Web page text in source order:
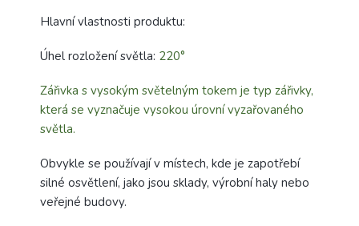
Hlavní vlastnosti produktu:
Úhel rozložení světla: 220°
Zářivka s vysokým světelným tokem je typ zářivky,
která se vyznačuje vysokou úrovní vyzařovaného
světla.
Obvykle se používají v místech, kde je zapotřebí
silné osvětlení, jako jsou sklady, výrobní haly nebo
veřejné budovy.